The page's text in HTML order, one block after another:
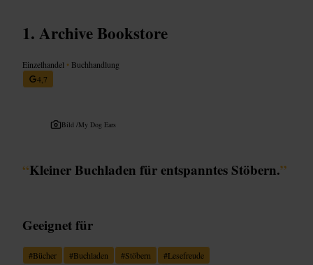
Archive Bookstore
Einzelhandel • Buchhandlung
4,7
Bild /My Dog Ears
“Kleiner Buchladen für entspanntes Stöbern.”
Geeignet für
#Bücher #Buchladen #Stöbern #Lesefreude